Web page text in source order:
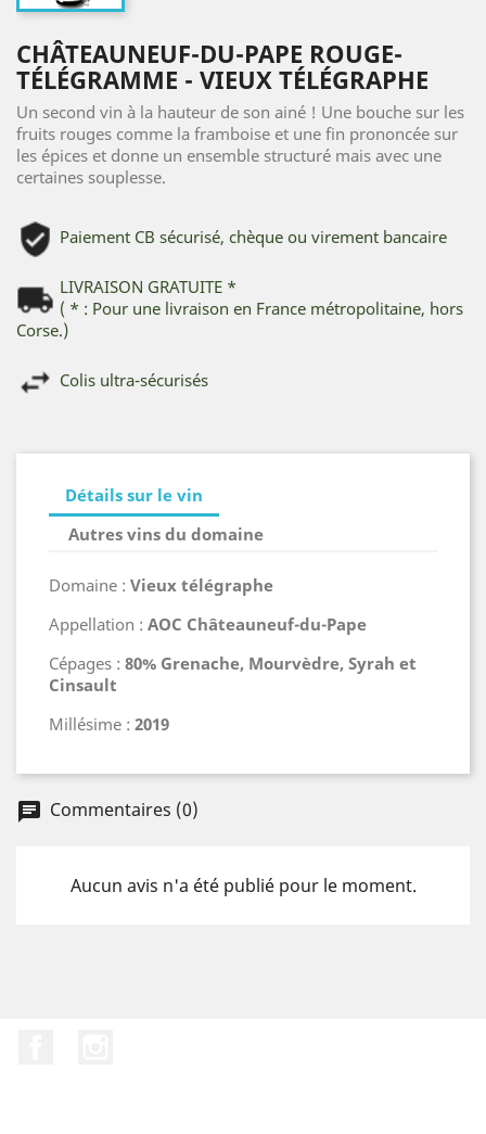
CHÂTEAUNEUF-DU-PAPE ROUGE-
TÉLÉGRAMME - VIEUX TÉLÉGRAPHE
Un second vin à la hauteur de son ainé ! Une bouche sur les
fruits rouges comme la framboise et une fin prononcée sur
les épices et donne un ensemble structuré mais avec une
certaines souplesse.
Paiement CB sécurisé, chèque ou virement bancaire
LIVRAISON GRATUITE *
( * : Pour une livraison en France métropolitaine, hors
Corse.)
Colis ultra-sécurisés
Détails sur le vin
Autres vins du domaine
Domaine : Vieux télégraphe
Appellation : AOC Châteauneuf-du-Pape
Cépages : 80% Grenache, Mourvèdre, Syrah et
Cinsault
Millésime : 2019
chat Commentaires (0)
Aucun avis n'a été publié pour le moment.